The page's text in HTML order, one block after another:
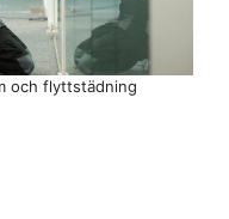
och flyttstädning